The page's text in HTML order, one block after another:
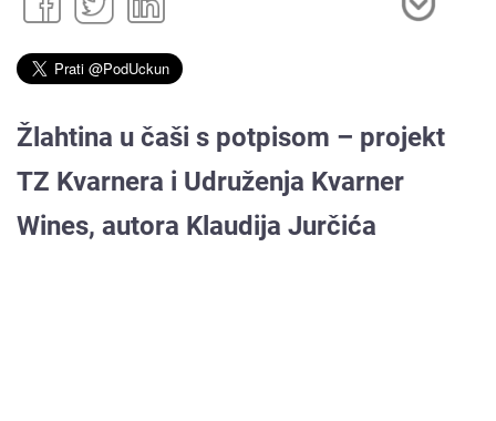
Žlahtina u čaši s potpisom – projekt
TZ Kvarnera i Udruženja Kvarner
Wines, autora Klaudija Jurčića